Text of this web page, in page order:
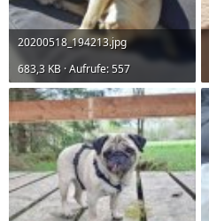
20200518_194213.jpg
683,3 KB · Aufrufe: 557